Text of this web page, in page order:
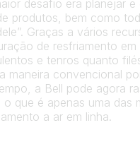
desafio era planejar
produtos, bem como
Graças a vários
de resfriamento em
e tenros quanto
maneira convencional
a Bell pode agora
que é apenas uma das
a ar em linha.